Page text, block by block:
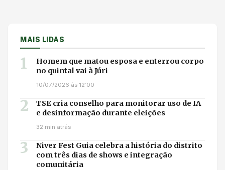
MAIS LIDAS
1
Homem que matou esposa e enterrou corpo
no quintal vai à Júri
10/07/2026 às 12:00
2
TSE cria conselho para monitorar uso de IA
e desinformação durante eleições
32 min atrás
3
Niver Fest Guia celebra a história do distrito
com três dias de shows e integração
comunitária